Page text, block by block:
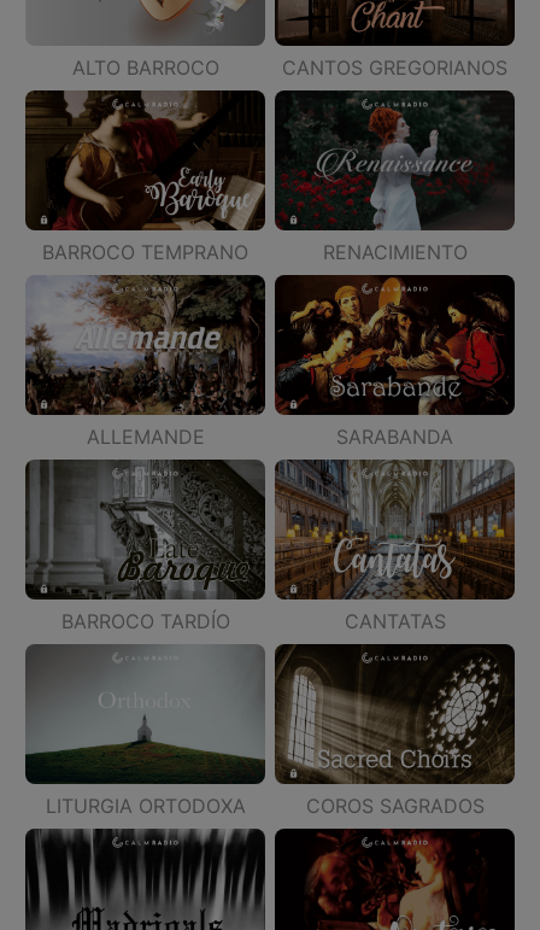
ALTO BARROCO CANTOS GREGORIANOS
BARROCO TEMPRANO RENACIMIENTO
ALLEMANDE SARABANDA
BARROCO TARDÍO CANTATAS
LITURGIA ORTODOXA COROS SAGRADOS